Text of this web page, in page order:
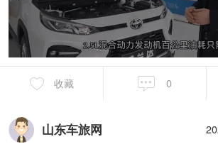
收藏 0
山东车旅网